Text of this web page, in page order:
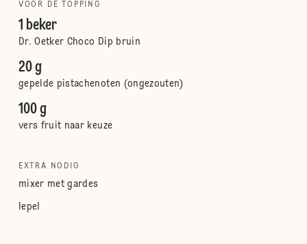
VOOR DE TOPPING
1 beker
Dr. Oetker Choco Dip bruin
20 g
gepelde pistachenoten (ongezouten)
100 g
vers fruit naar keuze
EXTRA NODIG
mixer met gardes
lepel